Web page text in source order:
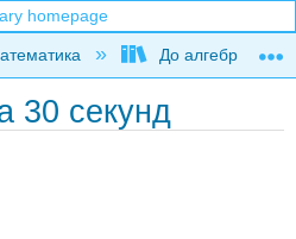
global hierarchyДо алгебри
30 секунд